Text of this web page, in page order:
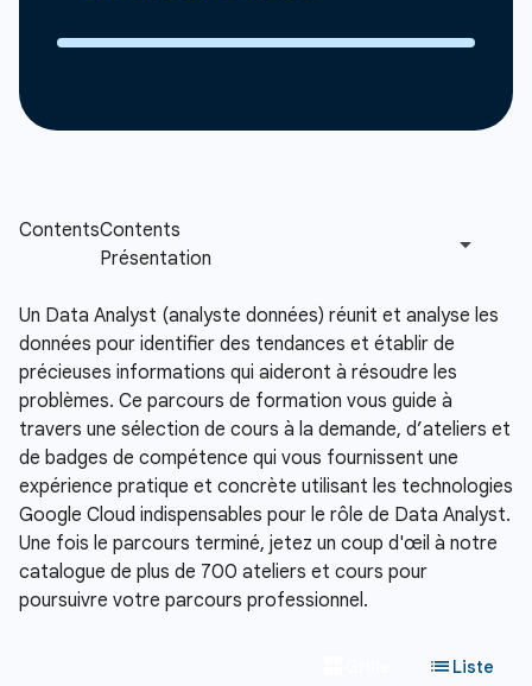
Un Data Analyst (analyste données) réunit et analyse les
données pour identifier des tendances et établir de
précieuses informations qui aideront à résoudre les
problèmes. Ce parcours de formation vous guide à
travers une sélection de cours à la demande, d’ateliers et
de badges de compétence qui vous fournissent une
expérience pratique et concrète utilisant les technologies
Google Cloud indispensables pour le rôle de Data Analyst.
Une fois le parcours terminé, jetez un coup d'œil à notre
catalogue de plus de 700 ateliers et cours pour
poursuivre votre parcours professionnel.